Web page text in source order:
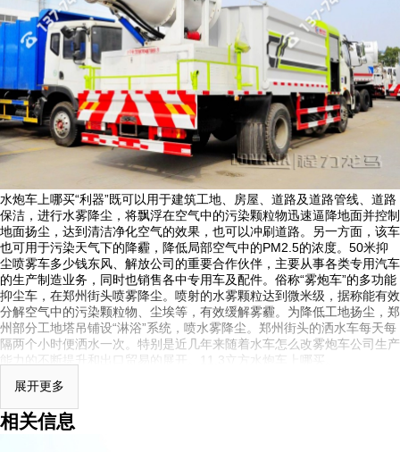
水炮车上哪买“利器”既可以用于建筑工地、房屋、道路及道路管线、道路
保洁，进行水雾降尘，将飘浮在空气中的污染颗粒物迅速逼降地面并控制
地面扬尘，达到清洁净化空气的效果，也可以冲刷道路。另一方面，该车
也可用于污染天气下的降霾，降低局部空气中的PM2.5的浓度。50米抑
尘喷雾车多少钱东风、解放公司的重要合作伙伴，主要从事各类专用汽车
的生产制造业务，同时也销售各中专用车及配件。俗称“雾炮车”的多功能
抑尘车，在郑州街头喷雾降尘。喷射的水雾颗粒达到微米级，据称能有效
分解空气中的污染颗粒物、尘埃等，有效缓解雾霾。为降低工地扬尘，郑
州部分工地塔吊铺设“淋浴”系统，喷水雾降尘。郑州街头的洒水车每天每
隔两个小时便洒水一次。特别是近几年来随着水车怎么改雾炮车公司生产
能力的不断提升和出口贸易的展开。11.3立方水炮车上哪买。
一、抑尘车性能概述：
程力龙马抑尘车系列产品是我公司自行设计开发、具有自主知识产权、
****技术水平的新一代环境保洁降尘、绿化养护、园林喷药、杀菌消毒的
展开更多
相关信息